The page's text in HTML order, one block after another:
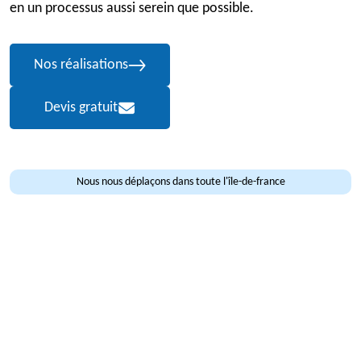
en un processus aussi serein que possible.
Nos réalisations
Devis gratuit
Nous nous déplaçons dans toute l'île-de-france